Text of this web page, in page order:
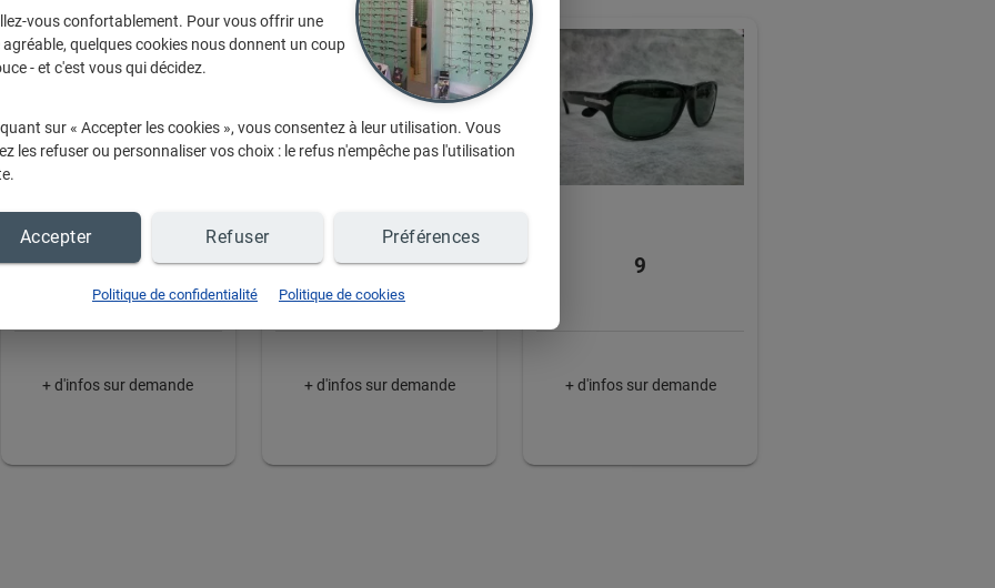
10
+ d'infos sur demande
5
+ d'infos sur demande
9
+ d'infos sur demande
vous confortablement. Pour vous offrir une
agréable, quelques cookies nous donnent un coup
- et c'est vous qui décidez.
sur « Accepter les cookies », vous consentez à leur utilisation. Vous
les refuser ou personnaliser vos choix : le refus n'empêche pas l'utilisation
Accepter Refuser Préférences
Politique de confidentialité Politique de cookies